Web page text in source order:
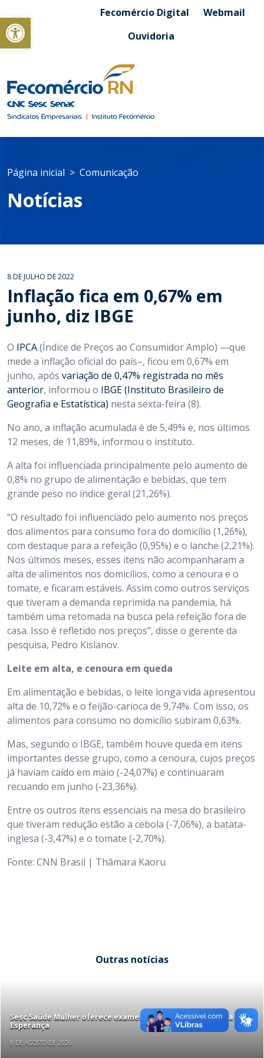
Abrir a barra de ferramentasFecomércio Digital
Webmail
Ouvidoria
Página inicial Comunicação
Notícias
8 DE JULHO DE 2022
Inflação fica em 0,67% em
junho, diz IBGE
O IPCA(Índice de Preços ao Consumidor Amplo) —que
mede a inflação oficial do país–, ficou em 0,67% em
junho, após variação de 0,47% registrada no mês
anterior, informou o IBGE (Instituto Brasileiro de
Geografia e Estatística) nesta sexta-feira (8).
No ano, a inflação acumulada é de 5,49% e, nos últimos
12 meses, de 11,89%, informou o instituto.
A alta foi influenciada principalmente pelo aumento de
0,8% no grupo de alimentação e bebidas, que tem
grande peso no índice geral (21,26%).
“O resultado foi influenciado pelo aumento nos preços
dos alimentos para consumo fora do domicílio (1,26%),
com destaque para a refeição (0,95%) e o lanche (2,21%).
Nos últimos meses, esses itens não acompanharam a
alta de alimentos nos domicílios, como a cenoura e o
tomate, e ficaram estáveis. Assim como outros serviços
que tiveram a demanda reprimida na pandemia, há
também uma retomada na busca pela refeição fora de
casa. Isso é refletido nos preços”, disse o gerente da
pesquisa, Pedro Kislanov.
Leite em alta, e cenoura em queda
Em alimentação e bebidas, o leite longa vida apresentou
alta de 10,72% e o feijão-carioca de 9,74%. Com isso, os
alimentos para consumo no domicílio subiram 0,63%.
Mas, segundo o IBGE, também houve queda em itens
importantes desse grupo, como a cenoura, cujos preços
já haviam caído em maio (-24,07%) e continuaram
recuando em junho (-23,36%).
Entre os outros itens essenciais na mesa do brasileiro
que tiveram redução estão a cebola (-7,06%), a batata-
inglesa (-3,47%) e o tomate (-2,70%).
Fonte: CNN Brasil | Thâmara Kaoru
Outras notícias
Sesc Saúde Mulher oferece exames gratuitos em Cidade da
Esperança
8 DE AGOSTO DE 2026